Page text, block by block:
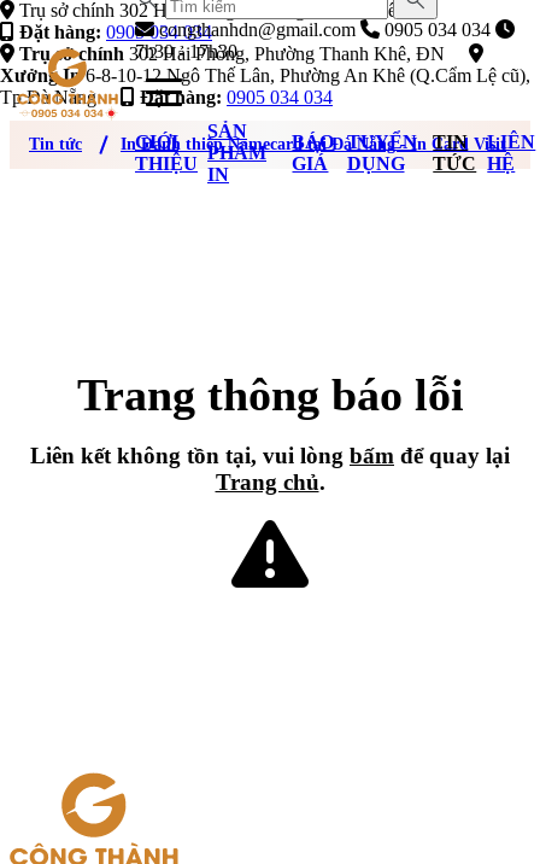
Trụ sở chính 302 Hải Phòng, Phường Thanh Khê, ĐN
Đặt hàng: 0905 034 034
Trụ sở chính 302 Hải Phòng, Phường Thanh Khê, ĐN
Xưởng In6-8-10-12 Ngô Thế Lân, Phường An Khê (Q.Cẩm Lệ cũ),
Tp Đà Nẵng
Đặt hàng: 0905 034 034
congthanhdn@gmail.com
0905 034 034
7h30 - 17h30
GIỚI
THIỆU
SẢN
PHẨM
IN
BÁO
GIÁ
TUYỂN
DỤNG
TIN
TỨC
LIÊN
HỆ
Tin tức In Danh thiếp Namecard tại Đà Nẵng - In Card Visit
Trang thông báo lỗi
Liên kết không tồn tại, vui lòng bấm để quay lại
Trang chủ.